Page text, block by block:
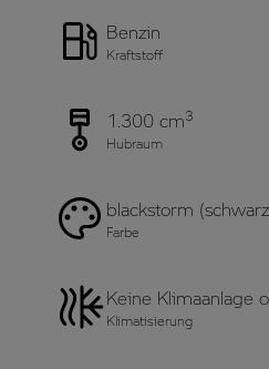
Benzin
Kraftstoff
1.300 cm3
Hubraum
blackstorm
Farbe
Keine Klimaanlage
Klimatisierung